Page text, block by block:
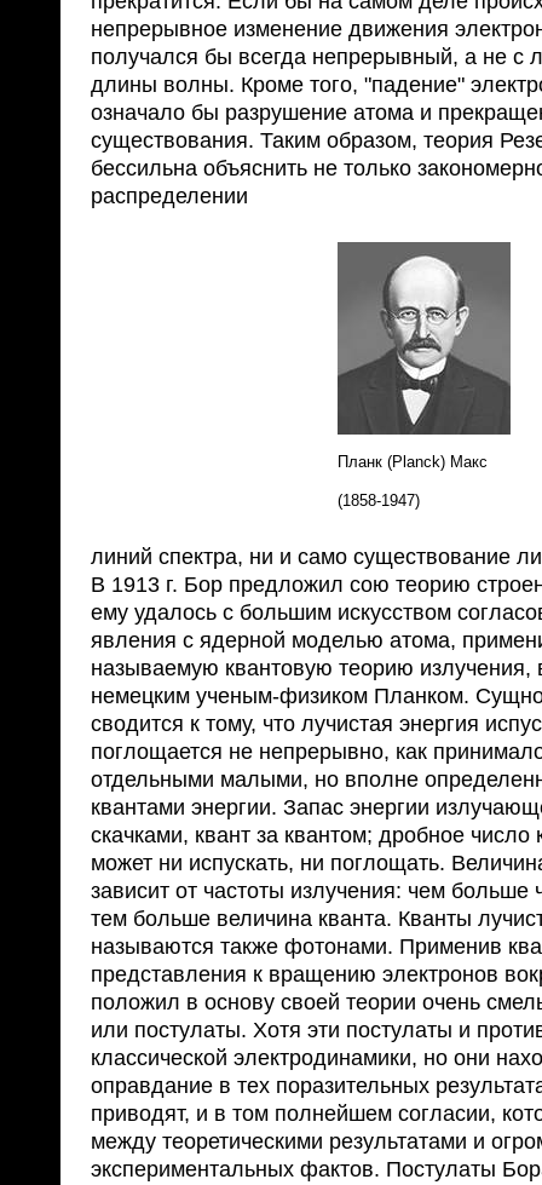
непрерывное изменение движения
получался бы всегда непрерывный, а не с
длины волны. Кроме того, "падение"
означало бы разрушение атома и
существования. Таким образом, теория
бессильна объяснить не только
распределении
Планк (Planck) Макс
(1858-1947)
линий спектра, ни и само существование
В 1913 г. Бор предложил сою теорию
ему удалось с большим искусством
явления с ядерной моделью атома,
называемую квантовую теорию излучения,
немецким ученым-физиком Планком.
сводится к тому, что лучистая энергия
поглощается не непрерывно, как
отдельными малыми, но вполне
квантами энергии. Запас энергии
скачками, квант за квантом; дробное число
может ни испускать, ни поглощать.
зависит от частоты излучения: чем больше
тем больше величина кванта. Кванты
называются также фотонами. Применив
представления к вращению электронов
положил в основу своей теории очень
или постулаты. Хотя эти постулаты и
классической электродинамики, но они
оправдание в тех поразительных
приводят, и в том полнейшем согласии,
между теоретическими результатами и
экспериментальных фактов. Постулаты